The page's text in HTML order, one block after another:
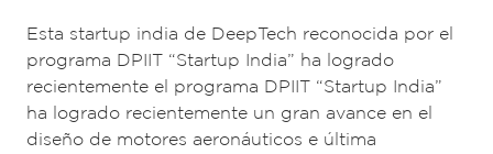
Esta startup india de DeepTech reconocida por el
programa DPIIT “Startup India” ha logrado
recientemente el programa DPIIT “Startup India”
ha logrado recientemente un gran avance en el
diseño de motores aeronáuticos e última